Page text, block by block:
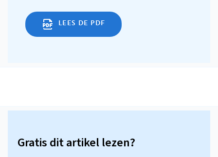
LEES DE PDF
Gratis dit artikel lezen?